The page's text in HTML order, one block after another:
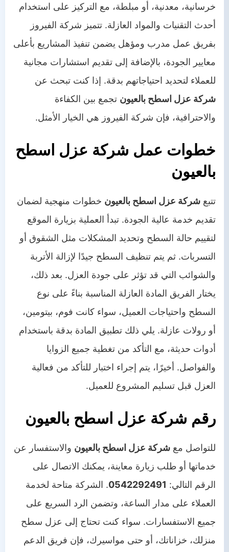
خرسانية، معدنية، أو مبلطة، مع التركيز على استخدام
أحدث التقنيات والمواد العازلة. تتميز شركة الفيروز
بفريق عمل مدرب ومؤهل يضمن تنفيذ المشاريع بأعلى
معايير الجودة، بالإضافة إلى تقديم استشارات مجانية
للعملاء لتحديد احتياجاتهم بدقة. إذا كنت تبحث عن
شركة عزل اسطح بالعيون تجمع بين الكفاءة
والاحترافية، فإن شركة الفيروز هي الخيار الأمثل.
خطوات عمل شركة عزل اسطح
بالعيون
تتبع شركة عزل اسطح بالعيون خطوات منهجية لضمان
تقديم خدمة عالية الجودة. تبدأ العملية بزيارة الموقع
لتقييم حالة السطح وتحديد المشكلات مثل الشقوق أو
التسربات. ثم يتم تنظيف السطح جيدًا لإزالة الأتربة
والشوائب التي قد تؤثر على جودة العزل. بعد ذلك،
يختار الفريق المادة العازلة المناسبة بناءً على نوع
السطح واحتياجات العميل، سواء كانت فوم، بيتومين،
أو رولات عازلة. يلي ذلك تطبيق المادة بدقة باستخدام
أدوات حديثة، مع التأكد من تغطية جميع الزوايا
والفواصل. أخيرًا، يتم إجراء اختبار للتأكد من فعالية
العزل قبل تسليم المشروع للعميل.
رقم شركة عزل اسطح بالعيون
للتواصل مع شركة عزل اسطح بالعيون والاستفسار عن
خدماتها أو طلب زيارة معاينة، يمكنك الاتصال على
الرقم التالي: 0542292491. الشركة متاحة لخدمة
العملاء على مدار الساعة، وتضمن الرد السريع على
جميع الاستفسارات. سواء كنت تحتاج إلى عزل سطح
منزلك، خزاناتك، أو حتى مواسيرك، فإن فريق الدعم